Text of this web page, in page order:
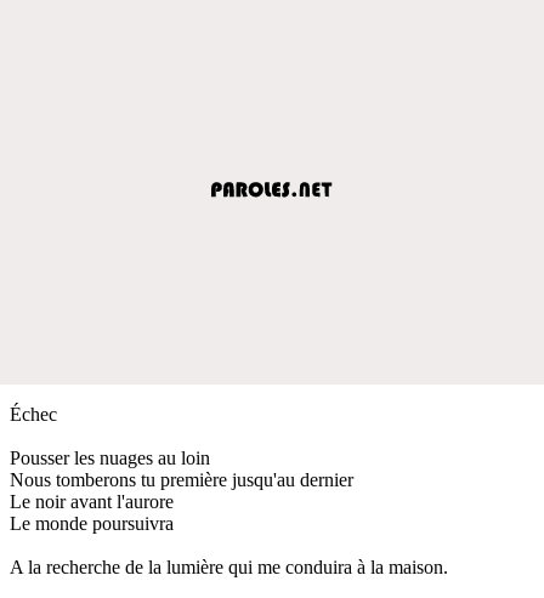
Échec
Pousser les nuages au loin
Nous tomberons tu première jusqu'au dernier
Le noir avant l'aurore
Le monde poursuivra
A la recherche de la lumière qui me conduira à la maison.